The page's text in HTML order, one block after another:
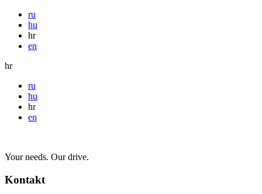
ru
hu
hr
en
hr
ru
hu
hr
en
Your needs. Our drive.
Kontakt